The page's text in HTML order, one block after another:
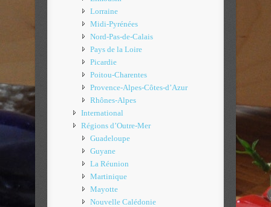
Lorraine
Midi-Pyrénées
Nord-Pas-de-Calais
Pays de la Loire
Picardie
Poitou-Charentes
Provence-Alpes-Côtes-d’Azur
Rhônes-Alpes
International
Régions d’Outre-Mer
Guadeloupe
Guyane
La Réunion
Martinique
Mayotte
Nouvelle Calédonie